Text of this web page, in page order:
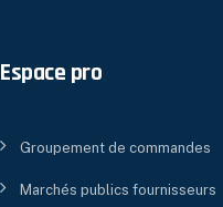
Espace pro
Groupement de commandes
Marchés publics fournisseurs